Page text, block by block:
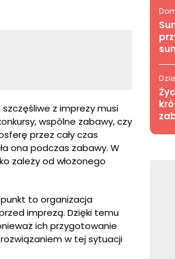
z imprezy musi
wspólne zabawy, czy
przez cały czas
ona podczas zabawy. W
zależy od włożonego
punkt to organizacja
imprezą. Dzięki temu
ich przygotowanie
w tej sytuacji